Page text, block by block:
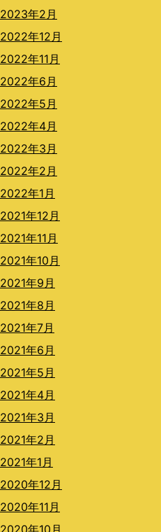
2023年2月
2022年12月
2022年11月
2022年6月
2022年5月
2022年4月
2022年3月
2022年2月
2022年1月
2021年12月
2021年11月
2021年10月
2021年9月
2021年8月
2021年7月
2021年6月
2021年5月
2021年4月
2021年3月
2021年2月
2021年1月
2020年12月
2020年11月